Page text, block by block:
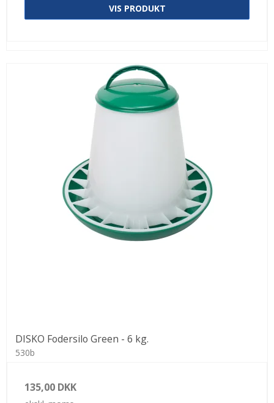
VIS PRODUKT
DISKO Fodersilo Green - 6 kg.
530b
135,00 DKK